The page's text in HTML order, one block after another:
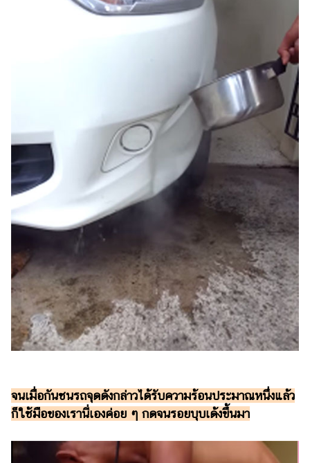
เลข
ออนไลน์
ติดต่อ
แจ้ง
ร่วม
งาน
กับ
เรา
จนเมื่อกันชนรถจุดดังกล่าวได้รับความร้อนประมาณหนึ่งแล้ว
ก็ใช้มือของเรานี่เองค่อย ๆ กดจนรอยบุบเด้งขึ้นมา